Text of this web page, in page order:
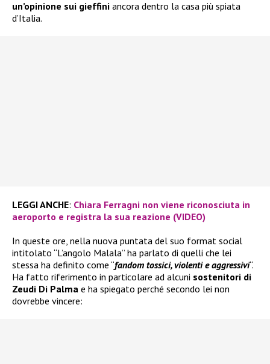
un’opinione sui gieffini ancora dentro la casa più spiata
d’Italia.
LEGGI ANCHE: Chiara Ferragni non viene riconosciuta in
aeroporto e registra la sua reazione (VIDEO)
In queste ore, nella nuova puntata del suo format social
intitolato “L’angolo Malala” ha parlato di quelli che lei
stessa ha definito come “fandom tossici, violenti e aggressivi“.
Ha fatto riferimento in particolare ad alcuni sostenitori di
Zeudi Di Palma e ha spiegato perché secondo lei non
dovrebbe vincere: